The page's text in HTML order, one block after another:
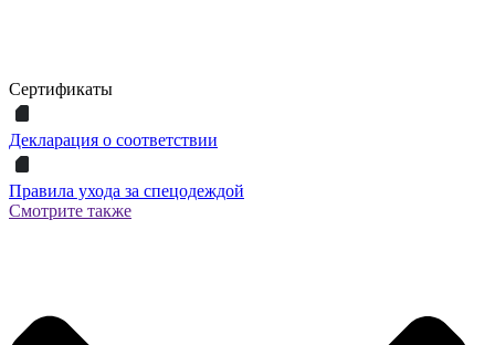
Сертификаты
Декларация о соответствии
Правила ухода за спецодеждой
Смотрите также